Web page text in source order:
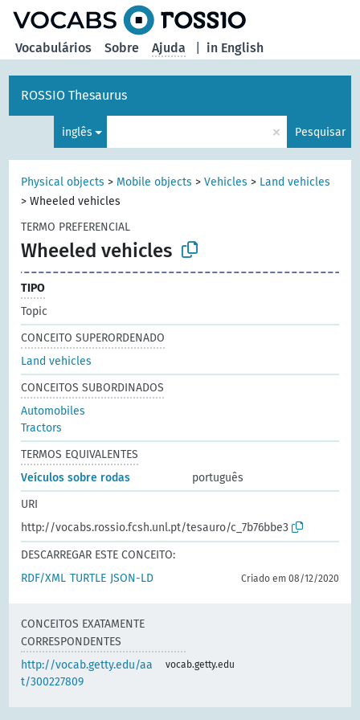
in English
Vocabulários Sobre Ajuda
ROSSIO Thesaurus
inglês × Pesquisar
Physical objects > Mobile objects >Vehicles > Land vehicles
>Wheeled vehicles
TERMO PREFERENCIAL
Wheeled vehicles
TIPO
Topic
CONCEITO SUPERORDENADO
Land vehicles
CONCEITOS SUBORDINADOS
Automobiles
Tractors
TERMOS EQUIVALENTES
Veículos sobre rodas
português
URI
http://vocabs.rossio.fcsh.unl.pt/tesauro/c_7b76bbe3
DESCARREGAR ESTE CONCEITO:
RDF/XML TURTLE JSON-LD Criado em 08/12/2020
CONCEITOS EXATAMENTE
CORRESPONDENTES
http://vocab.getty.edu/aa
t/300227809
vocab.getty.edu